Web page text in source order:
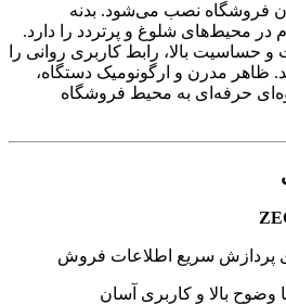
فروشگاه نصب می‌شود. بدنه
محیط‌های شلوغ و پرتردد را دارد.
بالا، رابط کاربری روانی را
ظاهر مدرن و ارگونومیک دستگاه،
حرفه‌ای به محیط فروشگاه
پردازش سریع اطلاعات فروش
بالا و کاربری آسان